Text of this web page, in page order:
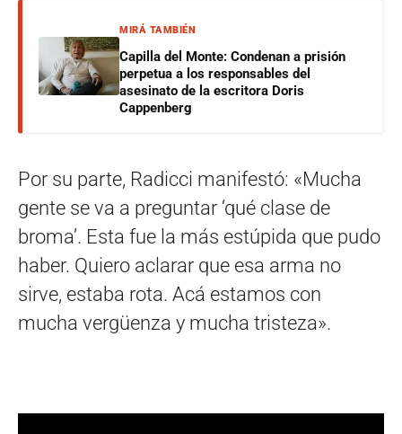
MIRÁ TAMBIÉN
Capilla del Monte: Condenan a prisión
perpetua a los responsables del
asesinato de la escritora Doris
Cappenberg
Por su parte, Radicci manifestó: «Mucha
gente se va a preguntar ‘qué clase de
broma’. Esta fue la más estúpida que pudo
haber. Quiero aclarar que esa arma no
sirve, estaba rota. Acá estamos con
mucha vergüenza y mucha tristeza».